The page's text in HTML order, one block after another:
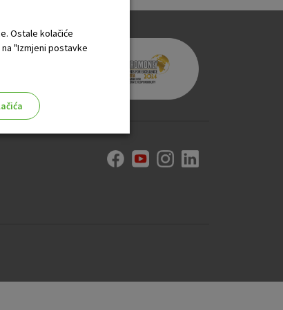
Ostale kolačiće
"Izmjeni postavke
Ti kolačići ne